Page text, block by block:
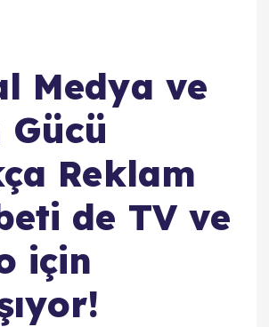
Medya ve
Gücü
Reklam
de TV ve
için